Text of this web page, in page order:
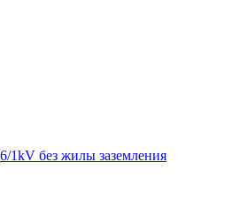
1kV без жилы заземления